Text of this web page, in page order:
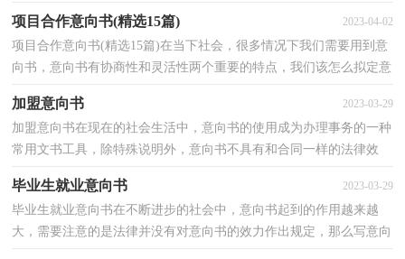
项目合作意向书(精选15篇) 2023-04-02
项目合作意向书(精选15篇)在当下社会，很多情况下我们需要用到意
向书，意向书有协商性和灵活性两个重要的特点，我们该怎么拟定意
加盟意向书 2023-03-29
加盟意向书在现在的社会生活中，意向书的使用成为办理事务的一种
常用文书工具，除特殊说明外，意向书不具有和合同一样的法律效
毕业生就业意向书 2023-03-29
毕业生就业意向书在不断进步的社会中，意向书起到的作用越来越
大，需要注意的是法律并没有对意向书的效力作出规定，那么写意向